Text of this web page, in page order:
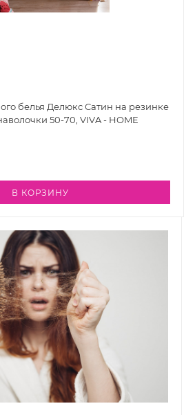
белья Делюкс Сатин на резинке
50-70, VIVA - HOME
В КОРЗИНУ